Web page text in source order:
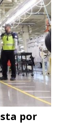
y
por